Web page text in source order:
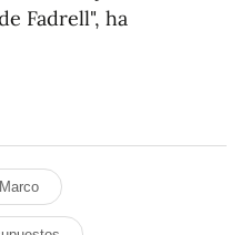
Fadrell", ha